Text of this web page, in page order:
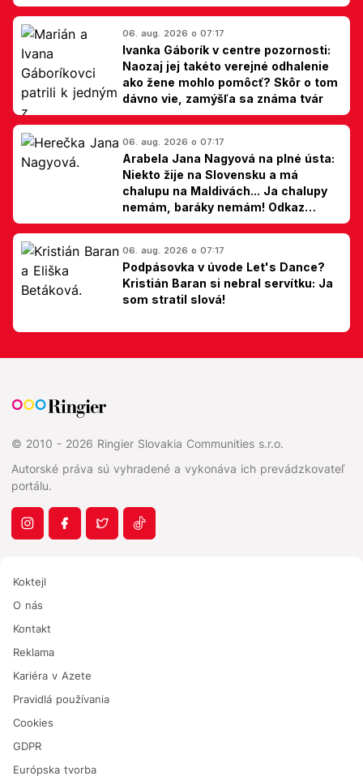
06. aug. 2026 o 07:17
Ivanka Gáborík v centre pozornosti:
Naozaj jej takéto verejné odhalenie
ako žene mohlo pomôcť? Skôr o tom
dávno vie, zamýšľa sa známa tvár
06. aug. 2026 o 07:17
Arabela Jana Nagyová na plné ústa:
Niekto žije na Slovensku a má
chalupu na Maldivách... Ja chalupy
nemám, baráky nemám! Odkaz
Slovákom
06. aug. 2026 o 07:17
Podpásovka v úvode Let's Dance?
Kristián Baran si nebral servítku: Ja
som stratil slová!
© 2010 - 2026 Ringier Slovakia Communities s.r.o.
Autorské práva sú vyhradené a vykonáva ich prevádzkovateľ
portálu.
Koktejl
O nás
Kontakt
Reklama
Kariéra v Azete
Pravidlá používania
Cookies
GDPR
Európska tvorba